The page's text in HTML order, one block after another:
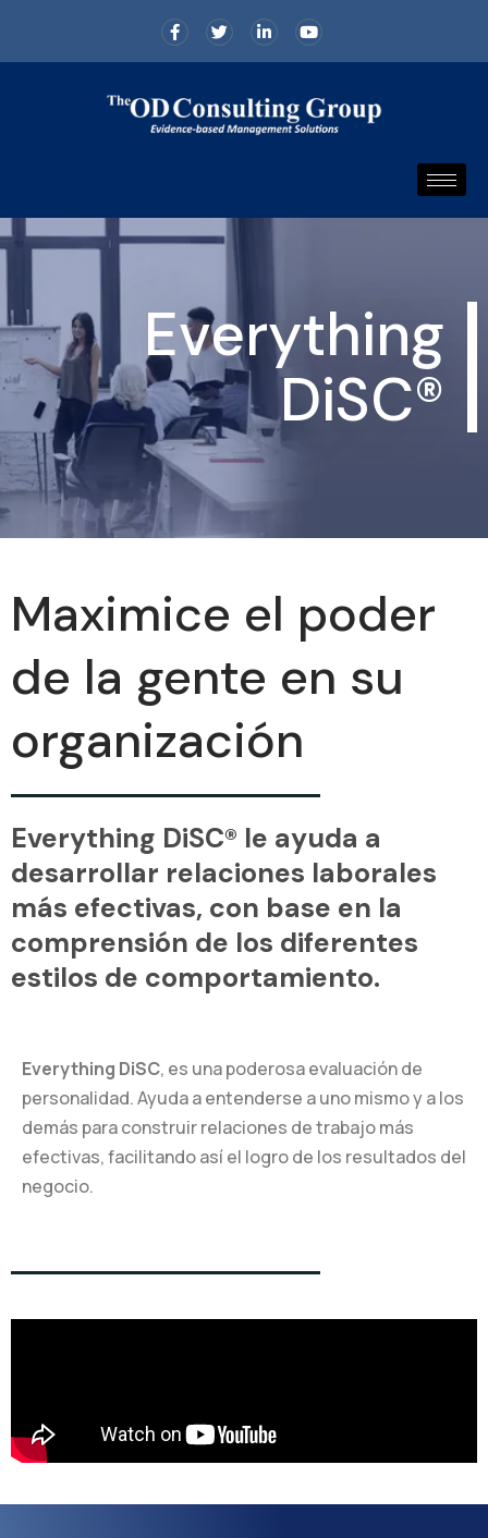
Everything
DiSC®
Maximice el poder
de la gente en su
organización
Everything DiSC® le ayuda a
desarrollar relaciones laborales
más efectivas, con base en la
comprensión de los diferentes
estilos de comportamiento.
Everything DiSC, es una poderosa evaluación de
personalidad. Ayuda a entenderse a uno mismo y a los
demás para construir relaciones de trabajo más
efectivas, facilitando así el logro de los resultados del
negocio.